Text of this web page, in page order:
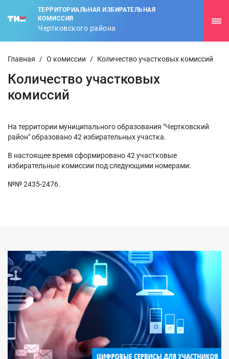
ТЕРРИТОРИАЛЬНАЯ ИЗБИРАТЕЛЬНАЯ
КОМИССИЯ
Чертковского района
Главная / О комиссии / Количество участковых комиссий
Количество участковых
комиссий
На территории муниципального образования "Чертковский
район" образовано 42 избирательных участка.
В настоящее время сформировано 42 участковые
избирательные комиссии под следующими номерами:
№№ 2435-2476.